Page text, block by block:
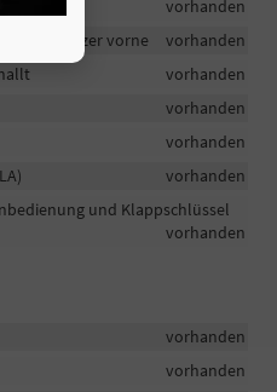
vorhanden
vorne
vorhanden
vorhanden
vorhanden
vorhanden
vorhanden
und Klappschlüssel
vorhanden
vorhanden
vorhanden